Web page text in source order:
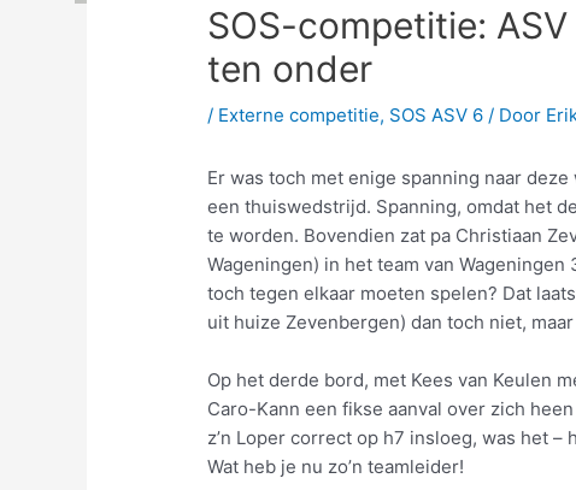
SOS-competitie:
ten onder
/ Externe competitie, SOS ASV 6 / Door
Er was toch met enige spanning naar
een thuiswedstrijd. Spanning, omdat het
te worden. Bovendien zat pa Christiaan
Wageningen) in het team van
toch tegen elkaar moeten spelen? Dat
uit huize Zevenbergen) dan toch niet,
Op het derde bord, met Kees van Keulen
Caro-Kann een fikse aanval over zich
z’n Loper correct op h7 insloeg, was het –
Wat heb je nu zo’n teamleider!